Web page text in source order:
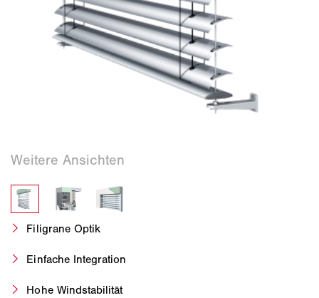
Filigrane Optik
Einfache Integration
Hohe Windstabilität